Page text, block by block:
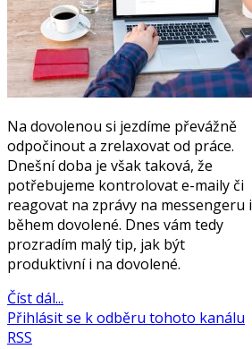
Na dovolenou si jezdíme převážně
odpočinout a zrelaxovat od práce.
Dnešní doba je však taková, že
potřebujeme kontrolovat e-maily či
reagovat na zprávy na messengeru i
během dovolené. Dnes vám tedy
prozradím malý tip, jak být
produktivní i na dovolené.
Číst dál...
Přihlásit se k odběru tohoto kanálu
RSS